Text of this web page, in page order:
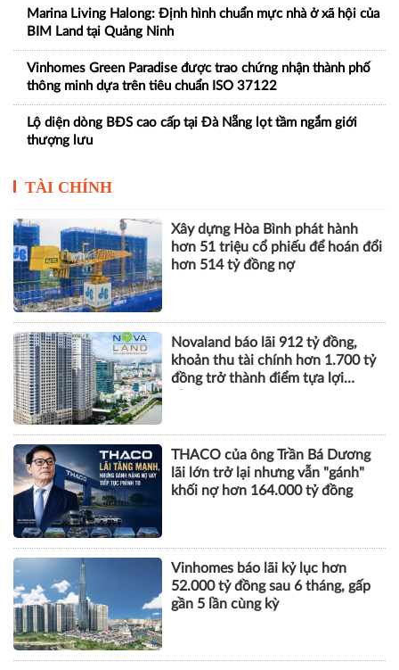
Marina Living Halong: Định hình chuẩn mực nhà ở xã hội của
BIM Land tại Quảng Ninh
Vinhomes Green Paradise được trao chứng nhận thành phố
thông minh dựa trên tiêu chuẩn ISO 37122
Lộ diện dòng BĐS cao cấp tại Đà Nẵng lọt tầm ngắm giới
thượng lưu
TÀI CHÍNH
Xây dựng Hòa Bình phát hành
hơn 51 triệu cổ phiếu để hoán đổi
hơn 514 tỷ đồng nợ
Novaland báo lãi 912 tỷ đồng,
khoản thu tài chính hơn 1.700 tỷ
đồng trở thành điểm tựa lợi
THACO của ông Trần Bá Dương
lãi lớn trở lại nhưng vẫn "gánh"
khối nợ hơn 164.000 tỷ đồng
Vinhomes báo lãi kỷ lục hơn
52.000 tỷ đồng sau 6 tháng, gấp
gần 5 lần cùng kỳ